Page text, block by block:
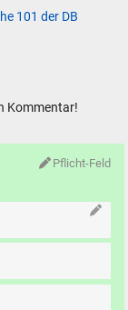
101 der DB
Kommentar!
Pflicht-Feld